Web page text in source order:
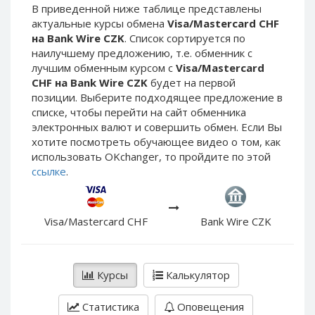
В приведенной ниже таблице представлены
актуальные курсы обмена Visa/Mastercard CHF
на Bank Wire CZK. Список сортируется по
наилучшему предложению, т.е. обменник с
лучшим обменным курсом с Visa/Mastercard
CHF на Bank Wire CZK будет на первой
позиции. Выберите подходящее предложение в
списке, чтобы перейти на сайт обменника
электронных валют и совершить обмен. Если Вы
хотите посмотреть обучающее видео о том, как
использовать OKchanger, то пройдите по этой
ссылке.
Visa/Mastercard CHF Bank Wire CZK
Курсы Калькулятор
Статистика Оповещения
ЮMoney RUB
ЮMoney KZT
PayPal USD
PayPal EUR
PayPal GBP
PayPal CAD
PayPal AUD
PayPal RUB
PayPal CZK
PayPal HKD
PayPal NZD
PayPal NOK
PayPal PLN
ЮMoney RUB
ЮMoney KZT
PayPal USD
PayPal EUR
PayPal GBP
PayPal CAD
PayPal AUD
PayPal RUB
PayPal DKK
PayPal HKD
PayPal NZD
PayPal NOK
PayPal PLN